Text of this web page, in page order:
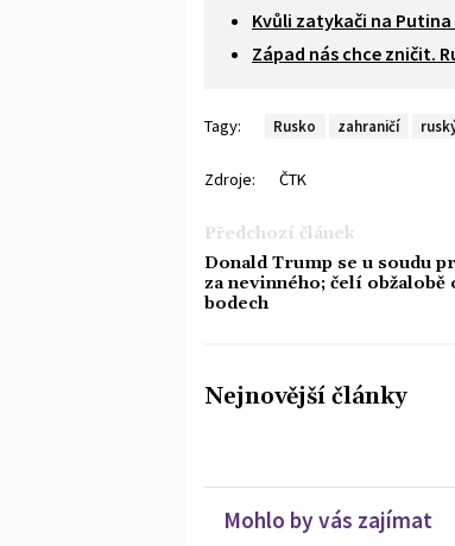
Kvůli zatykači na Putina
Západ nás chce zničit.
Tagy: Rusko zahraničí
Zdroje: ČTK
Předchozí článek
Donald Trump se u soudu
za nevinného; čelí obžalobě
bodech
Nejnovější články
Mohlo by vás zajímat